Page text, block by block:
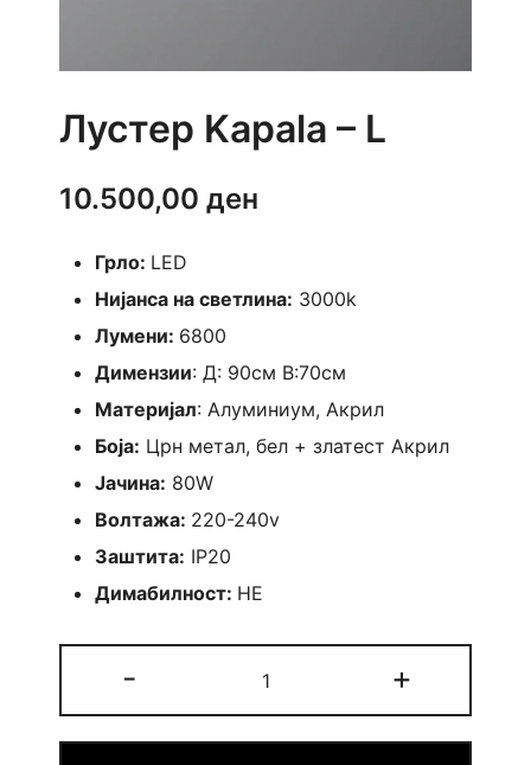
Лустер Kapala – L
10.500,00 ден
Грло: LED
Нијанса на светлина: 3000k
Лумени: 6800
Димензии: Д: 90см В:70см
Материјал: Алуминиум, Акрил
Боја: Црн метал, бел + златест Акрил
Јачина: 80W
Волтажа: 220-240v
Заштита: IP20
Димабилност: НЕ
-
Kapala
-
+